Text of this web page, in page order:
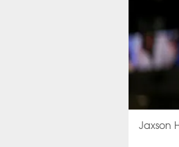
Jaxson